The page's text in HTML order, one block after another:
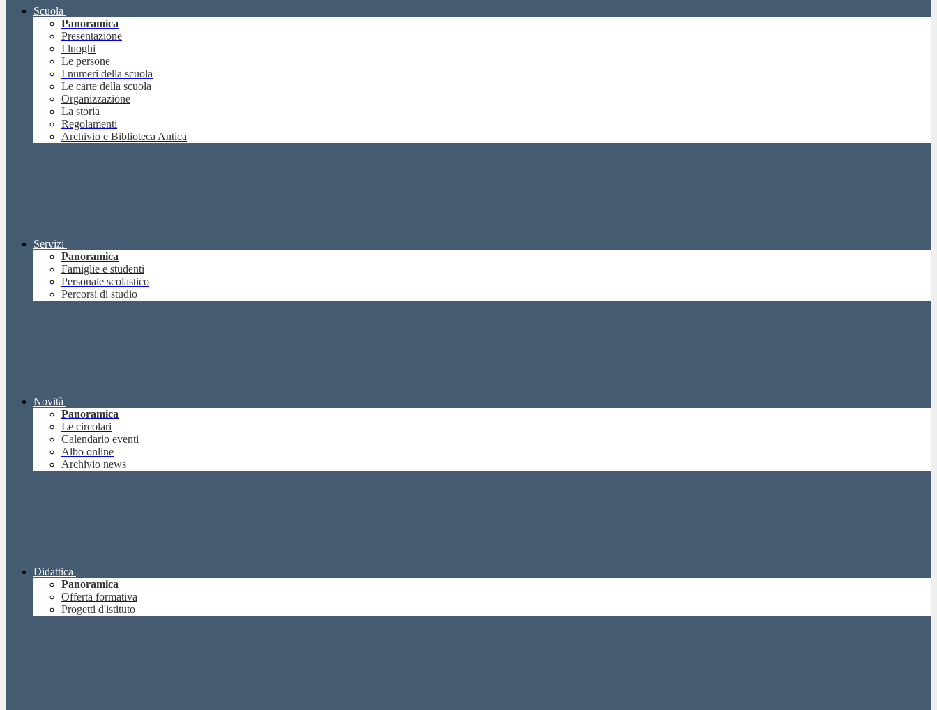
Scuola
Panoramica
Presentazione
I luoghi
Le persone
I numeri della scuola
Le carte della scuola
Organizzazione
La storia
Regolamenti
Archivio e Biblioteca Antica
Servizi
Panoramica
Famiglie e studenti
Personale scolastico
Percorsi di studio
Novità
Panoramica
Le circolari
Calendario eventi
Albo online
Archivio news
Didattica
Panoramica
Offerta formativa
Progetti d'istituto